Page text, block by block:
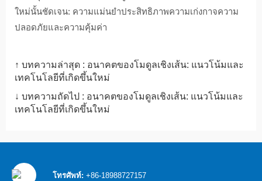
ใหม่นั้นชัดเจน: ความแม่นยําประสิทธิภาพความเก่งกาจความ
ปลอดภัยและความคุ้มค่า
↑ บทความล่าสุด : อนาคตของโมดูลเชิงเส้น: แนวโน้มและ
เทคโนโลยีที่เกิดขึ้นใหม่
↓ บทความถัดไป : อนาคตของโมดูลเชิงเส้น: แนวโน้มและ
เทคโนโลยีที่เกิดขึ้นใหม่
โทรศัพท์: +86-18988727157